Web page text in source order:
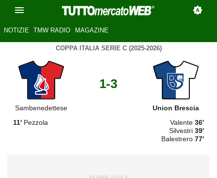
NOTIZIE TMW RADIO MAGAZINE
COPPA ITALIA SERIE C (2025-2026)
Sambenedettese
1-3
Union Brescia
11' Pezzola Valente 36'
Silvestri 39'
Balestrero 77'